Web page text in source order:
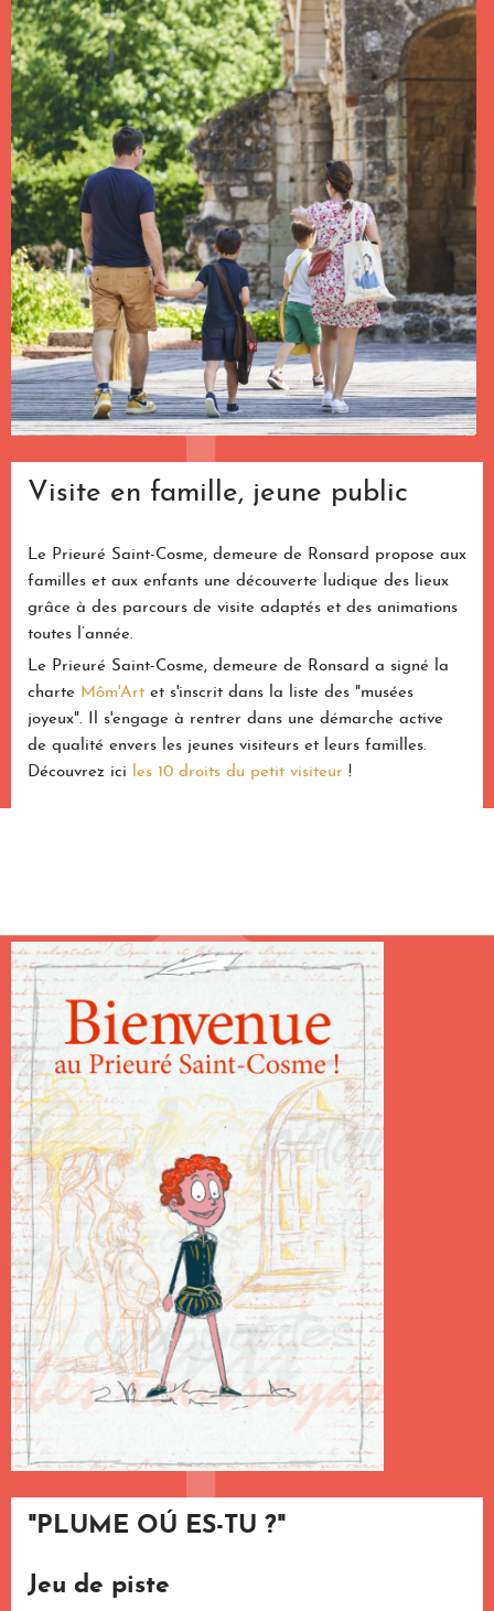
Visite en famille, jeune public
Le Prieuré Saint-Cosme, demeure de Ronsard propose aux
familles et aux enfants une découverte ludique des lieux
grâce à des parcours de visite adaptés et des animations
toutes l’année.
Le Prieuré Saint-Cosme, demeure de Ronsard a signé la
charte Môm'Art et s'inscrit dans la liste des "musées
joyeux". Il s'engage à rentrer dans une démarche active
de qualité envers les jeunes visiteurs et leurs familles.
Découvrez ici les 10 droits du petit visiteur !
"PLUME OÚ ES-TU ?"
Jeu de piste